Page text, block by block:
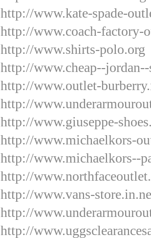
http://www.kate-spade-
http://www.coach-factory-
http://www.shirts-polo.org
http://www.cheap--jordan--
http://www.outlet-
http://
http://www.giuseppe-
http://www.michaelkors-
http://www.michaelkors--
http://
http://www.vans-
http://
http://